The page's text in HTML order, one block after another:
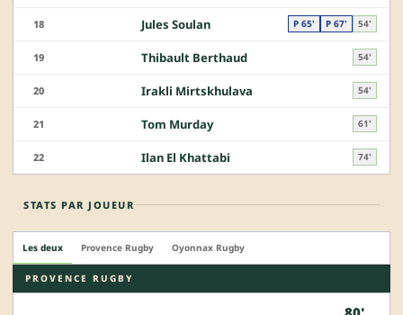
18 Jules Soulan P 65' P 67' 54'
19 Thibault Berthaud 54'
20 Irakli Mirtskhulava 54'
21 Tom Murday 61'
22 Ilan El Khattabi 74'
STATS PAR JOUEUR
Les deux Provence Rugby Oyonnax Rugby
PROVENCE RUGBY